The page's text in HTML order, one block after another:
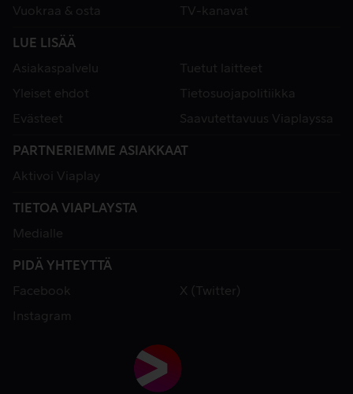
Vuokraa & osta
TV-kanavat
LUE LISÄÄ
Asiakaspalvelu
Tuetut laitteet
Yleiset ehdot
Tietosuojapolitiikka
Evästeet
Saavutettavuus Viaplayssa
PARTNERIEMME ASIAKKAAT
Aktivoi Viaplay
TIETOA VIAPLAYSTA
Medialle
PIDÄ YHTEYTTÄ
Facebook
X (Twitter)
Instagram